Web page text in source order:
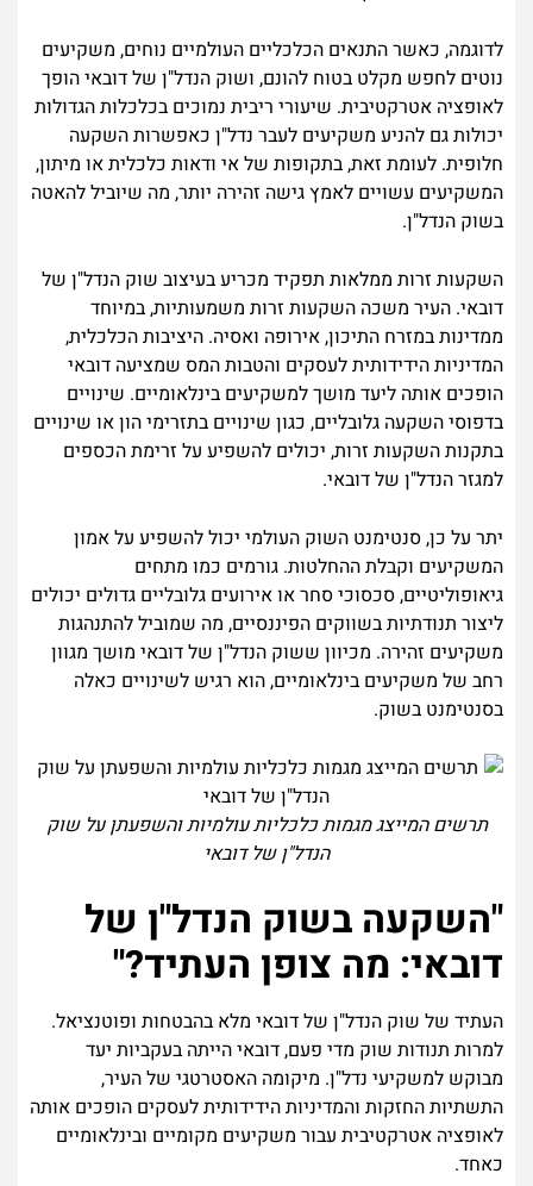
לדוגמה, כאשר התנאים הכלכליים העולמיים נוחים, משקיעים
נוטים לחפש מקלט בטוח להונם, ושוק הנדל"ן של דובאי הופך
לאופציה אטרקטיבית. שיעורי ריבית נמוכים בכלכלות הגדולות
יכולות גם להניע משקיעים לעבר נדל"ן כאפשרות השקעה
חלופית. לעומת זאת, בתקופות של אי ודאות כלכלית או מיתון,
המשקיעים עשויים לאמץ גישה זהירה יותר, מה שיוביל להאטה
בשוק הנדל"ן.
השקעות זרות ממלאות תפקיד מכריע בעיצוב שוק הנדל"ן של
דובאי. העיר משכה השקעות זרות משמעותיות, במיוחד
ממדינות במזרח התיכון, אירופה ואסיה. היציבות הכלכלית,
המדיניות הידידותית לעסקים והטבות המס שמציעה דובאי
הופכים אותה ליעד מושך למשקיעים בינלאומיים. שינויים
בדפוסי השקעה גלובליים, כגון שינויים בתזרימי הון או שינויים
בתקנות השקעות זרות, יכולים להשפיע על זרימת הכספים
למגזר הנדל"ן של דובאי.
יתר על כן, סנטימנט השוק העולמי יכול להשפיע על אמון
המשקיעים וקבלת ההחלטות. גורמים כמו מתחים
גיאופוליטיים, סכסוכי סחר או אירועים גלובליים גדולים יכולים
ליצור תנודתיות בשווקים הפיננסיים, מה שמוביל להתנהגות
משקיעים זהירה. מכיוון ששוק הנדל"ן של דובאי מושך מגוון
רחב של משקיעים בינלאומיים, הוא רגיש לשינויים כאלה
בסנטימנט בשוק.
תרשים המייצג מגמות כלכליות עולמיות והשפעתן על שוק
הנדל"ן של דובאי
"השקעה בשוק הנדל"ן של
דובאי: מה צופן העתיד?"
העתיד של שוק הנדל"ן של דובאי מלא בהבטחות ופוטנציאל.
למרות תנודות שוק מדי פעם, דובאי הייתה בעקביות יעד
מבוקש למשקיעי נדל"ן. מיקומה האסטרטגי של העיר,
התשתיות החזקות והמדיניות הידידותית לעסקים הופכים אותה
לאופציה אטרקטיבית עבור משקיעים מקומיים ובינלאומיים
כאחד.